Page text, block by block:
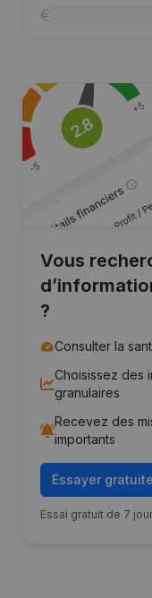
Vous
?
Consulter la
Choisissez des
granulaires
Recevez des
importants
Essayer
Essai gratuit de 7